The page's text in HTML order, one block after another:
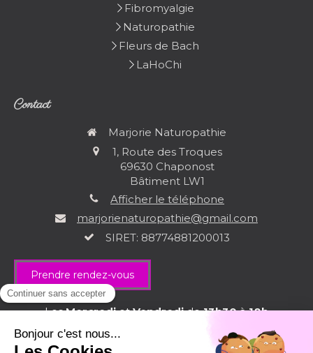
Fibromyalgie
Naturopathie
Fleurs de Bach
LaHoChi
Contact
Marjorie Naturopathie
1, Route des Troques
69630 Chaponost
Bâtiment LW1
Afficher le téléphone
marjorienaturopathie@gmail.com
SIRET: 88774881200013
Prendre rendez-vous
LesMercredietVendredide13h30à18h